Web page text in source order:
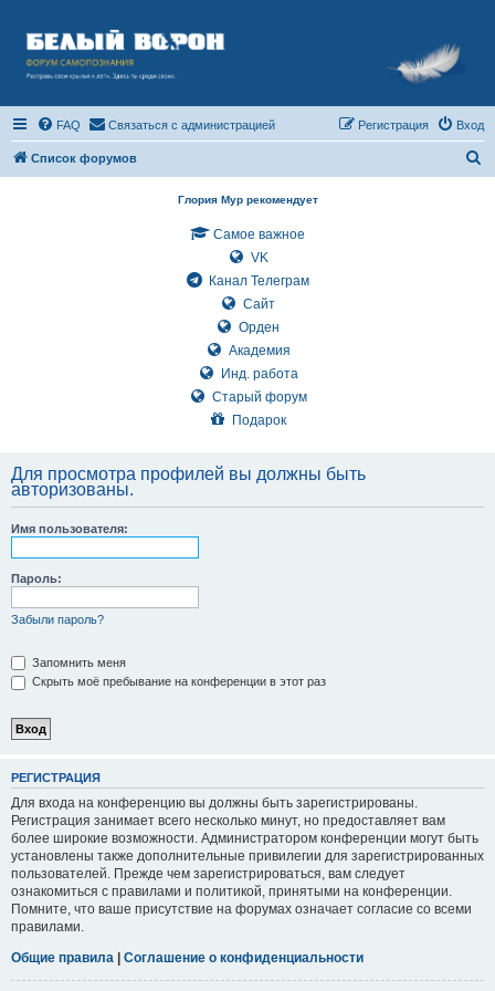
FAQ Связаться с администрацией Вход
Регистрация
Список форумов
Глория Мур рекомендует
Самое важное
VK
Канал Телеграм
Сайт
Орден
Академия
Инд. работа
Старый форум
Подарок
Для просмотра профилей вы должны быть
авторизованы.
Имя пользователя:
Пароль:
Забыли пароль?
Запомнить меня
Скрыть моё пребывание на конференции в этот раз
РЕГИСТРАЦИЯ
Для входа на конференцию вы должны быть зарегистрированы.
Регистрация занимает всего несколько минут, но предоставляет вам
более широкие возможности. Администратором конференции могут быть
установлены также дополнительные привилегии для зарегистрированных
пользователей. Прежде чем зарегистрироваться, вам следует
ознакомиться с правилами и политикой, принятыми на конференции.
Помните, что ваше присутствие на форумах означает согласие со всеми
правилами.
Общие правила
Соглашение о конфиденциальности